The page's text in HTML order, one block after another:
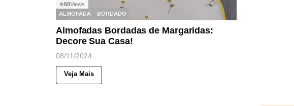
◉60Views
ALMOFADA
BORDADO
Almofadas Bordadas de Margaridas:
Decore Sua Casa!
08/11/2024
Veja Mais